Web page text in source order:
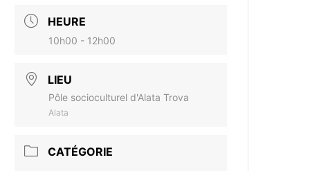
HEURE
10h00 - 12h00
LIEU
Pôle socioculturel d'Alata Trova
Alata
CATÉGORIE